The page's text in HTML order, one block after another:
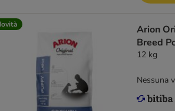
Arion
Breed
12 kg
Nessuna